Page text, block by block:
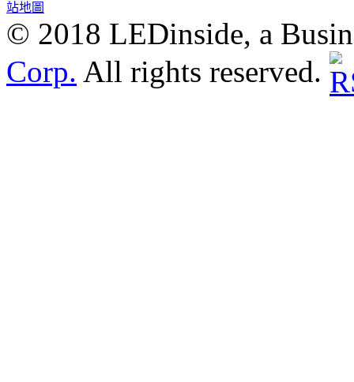
站地圖
© 2018 LEDinside, a
Corp. All rights reserved.